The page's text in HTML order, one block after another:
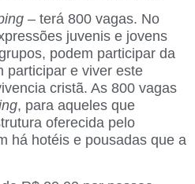
– terá 800 vagas. No
juvenis e jovens
podem participar da
participar e viver este
cristã. As 800 vagas
, para aqueles que
oferecida pelo
há hotéis e pousadas que a